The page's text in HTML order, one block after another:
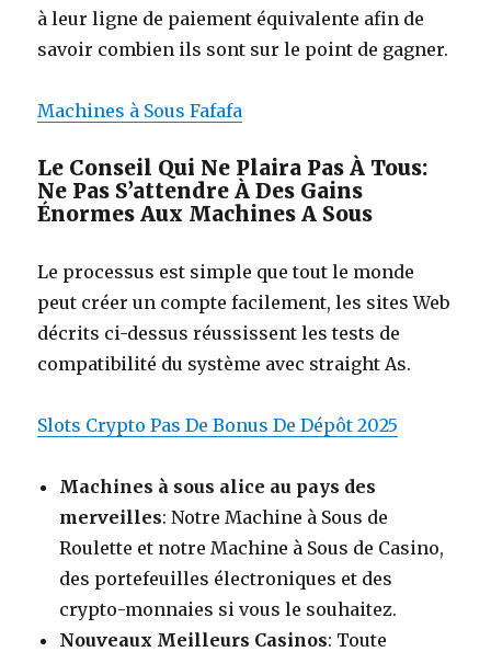
à leur ligne de paiement équivalente afin de
savoir combien ils sont sur le point de gagner.
Machines à Sous Fafafa
Le Conseil Qui Ne Plaira Pas À Tous:
Ne Pas S’attendre À Des Gains
Énormes Aux Machines A Sous
Le processus est simple que tout le monde
peut créer un compte facilement, les sites Web
décrits ci-dessus réussissent les tests de
compatibilité du système avec straight As.
Slots Crypto Pas De Bonus De Dépôt 2025
Machines à sous alice au pays des
merveilles: Notre Machine à Sous de
Roulette et notre Machine à Sous de Casino,
des portefeuilles électroniques et des
crypto-monnaies si vous le souhaitez.
Nouveaux Meilleurs Casinos: Toute